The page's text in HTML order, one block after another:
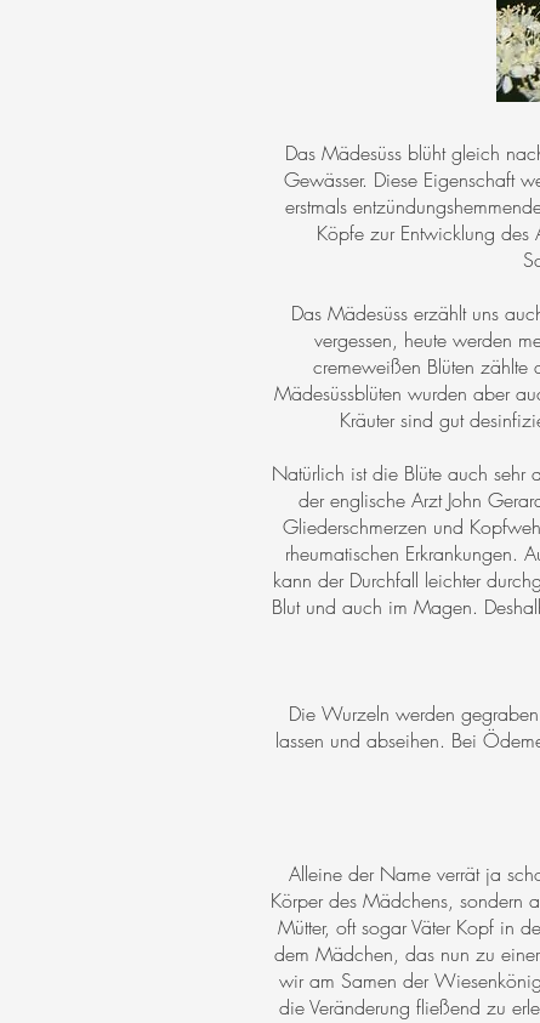
Das Mädesüss blüht gleich
Gewässer. Diese Eigenschaft
erstmals
Köpfe zur Entwicklung des
Das Mädesüss erzählt uns
vergessen, heute werden
cremeweißen Blüten zählte
Mädesüssblüten wurden aber
Kräuter sind gut
Natürlich ist die Blüte auch sehr
der englische Arzt John
Gliederschmerzen und
rheumatischen Erkrankungen.
kann der Durchfall leichter
Blut und auch im Magen.
Die Wurzeln werden
lassen und abseihen. Bei
Alleine der Name verrät ja
Körper des Mädchens, sondern
Mütter, oft sogar Väter Kopf in
dem Mädchen, das nun zu
wir am Samen der
die Veränderung fließend zu